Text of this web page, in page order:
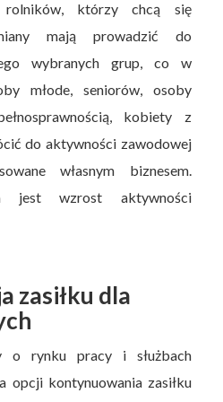
którzy chcą się
mają prowadzić do
wybranych grup, co w
młode, seniorów, osoby
kobiety z
do aktywności zawodowej
własnym biznesem.
jest wzrost aktywności
zasiłku dla
o rynku pracy i służbach
opcji kontynuowania zasiłku